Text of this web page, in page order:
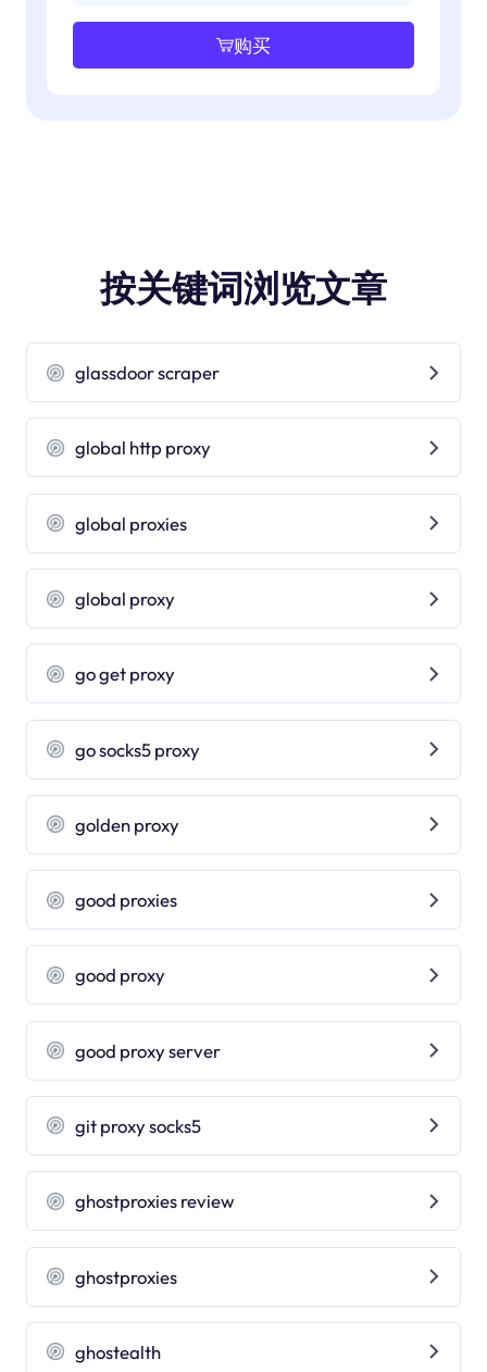
购买
按关键词浏览文章
glassdoor scraper
global http proxy
global proxies
global proxy
go get proxy
go socks5 proxy
golden proxy
good proxies
good proxy
good proxy server
git proxy socks5
ghostproxies review
ghostproxies
ghostealth